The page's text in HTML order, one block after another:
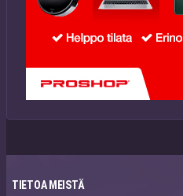
TIETOA MEISTÄ